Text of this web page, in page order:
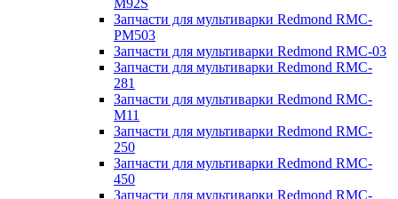
M92S
Запчасти для мультиварки Redmond RMC-
PM503
Запчасти для мультиварки Redmond RMC-03
Запчасти для мультиварки Redmond RMC-
281
Запчасти для мультиварки Redmond RMC-
M11
Запчасти для мультиварки Redmond RMC-
250
Запчасти для мультиварки Redmond RMC-
450
Запчасти для мультиварки Redmond RMC-